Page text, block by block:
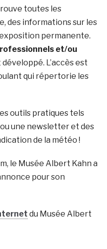
toutes les
des informations sur les
permanente.
et/ou
L’accès est
qui répertorie les
outils pratiques tels
une newsletter et des
de la météo !
le Musée Albert Kahn a
pour son
du Musée Albert